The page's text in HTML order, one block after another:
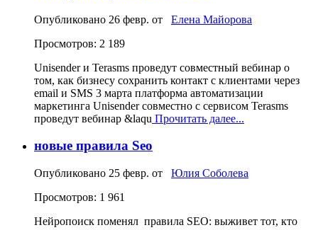
Опубликовано 26 февр. от Елена Майорова
Просмотров: 2 189
Unisender и Terasms проведут совместный вебинар о
том, как бизнесу сохранить контакт с клиентами через
email и SMS 3 марта платформа автоматизации
маркетинга Unisender совместно с сервисом Terasms
проведут вебинар &laqu Прочитать далее...
новые правила Seo
Опубликовано 25 февр. от Юлия Соболева
Просмотров: 1 961
Нейропоиск поменял правила SEO: выживет тот, кто